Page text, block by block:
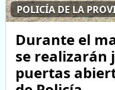
POLICÍA DE LA
Durante el
se realizarán
puertas